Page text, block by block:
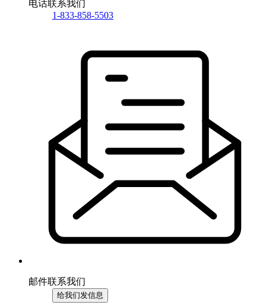
电话联系我们
1-833-858-5503
邮件联系我们
给我们发信息